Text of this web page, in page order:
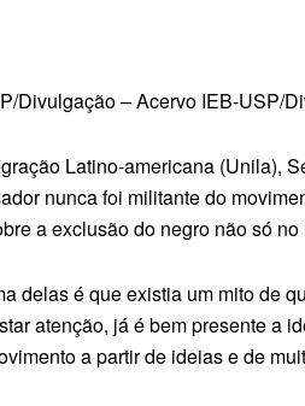
Divulgação – Acervo IEB-USP/
Latino-americana (Unila),
nunca foi militante do
a exclusão do negro não só
delas é que existia um mito de
atenção, já é bem presente
a partir de ideias e de